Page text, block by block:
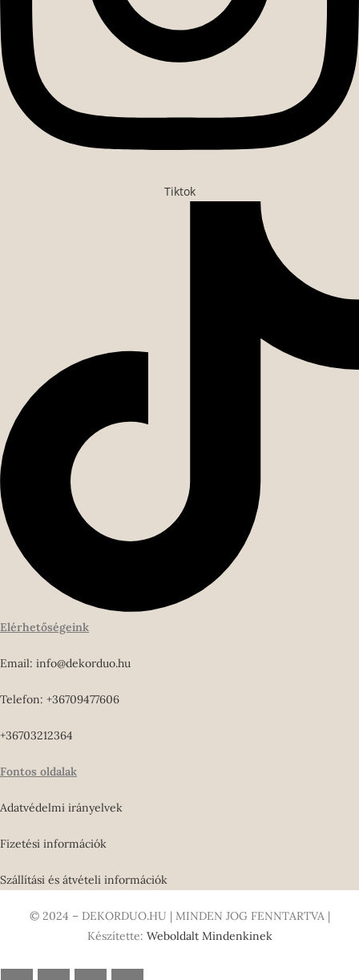
Tiktok
Elérhetőségeink
Email: info@dekorduo.hu
Telefon: +36709477606
+36703212364
Fontos oldalak
Adatvédelmi irányelvek
Fizetési információk
Szállítási és átvételi információk
© 2024 – DEKORDUO.HU | MINDEN JOG FENNTARTVA |
Készítette: Weboldalt Mindenkinek